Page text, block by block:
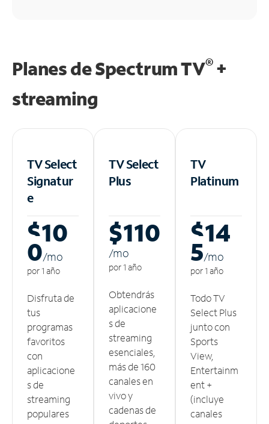
Planes de Spectrum TV®+
streaming
TV Select
Signatur
e
$10
0/mo
por 1 año
Disfruta de
tus
programas
favoritos
con
aplicacione
s de
streaming
populares
TV Select
Plus
$110
/mo
por 1 año
Obtendrás
aplicacione
s de
streaming
esenciales,
más de 160
canales en
vivo y
cadenas de
TV
Platinum
$14
5/mo
por 1 año
Todo TV
Select Plus
junto con
Sports
View,
Entertainm
ent +
(incluye
canales